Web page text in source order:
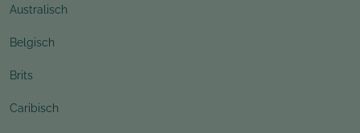
Australisch
Belgisch
Brits
Caribisch